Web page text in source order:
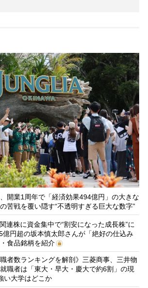
開業1周年で「経済効果494億円」の大きな
苦戦を覆い隠す“不透明すぎる巨大な数字”
連株に資金集中で“割安になった成長株”に
円超の坂本慎太郎さんが「絶好の仕込み
食品銘柄を紹介
職者数ランキングを解剖》三菱商事、三井物
職者は「東大・早大・慶大で約6割」の現
大学はどこか